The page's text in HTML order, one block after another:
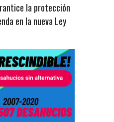
la protección
en la nueva Ley